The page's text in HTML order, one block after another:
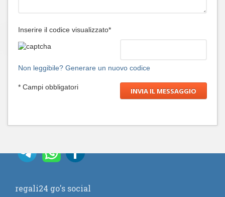
Inserire il codice visualizzato*
Non leggibile? Generare un nuovo codice
* Campi obbligatori
regali24 go's social